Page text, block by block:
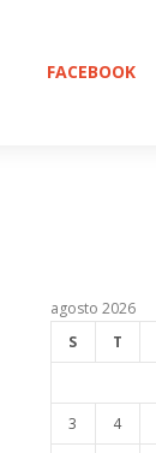
FACEBOOK
agosto 2026
S
T
3
4